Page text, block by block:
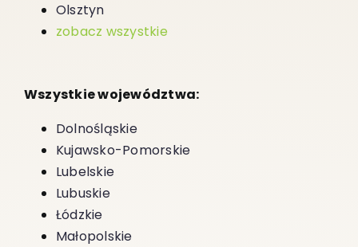
Olsztyn
zobacz wszystkie
Wszystkie województwa:
Dolnośląskie
Kujawsko-Pomorskie
Lubelskie
Lubuskie
Łódzkie
Małopolskie